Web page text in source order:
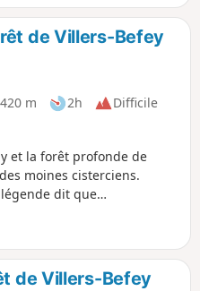
par nos soins au départ et
de Villers-Befey
m 2h
Difficile
et la forêt profonde de
moines cisterciens.
dit que
une chapelle à
Attention circuit
boueux.
de Villers-Befey